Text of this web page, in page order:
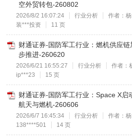
空外贸转包-260802
2026/8/2 16:07:24 行业分析 作者：
装***投资
11 页
财通证券-国防军工行业：燃机供应
步推进-260620
2026/6/21 16:55:27 行业分析 作者：
ip***23
15 页
财通证券-国防军工行业：Space X启
航天与燃机-260606
2026/6/7 16:45:34 行业分析 作者：
138****501
14 页